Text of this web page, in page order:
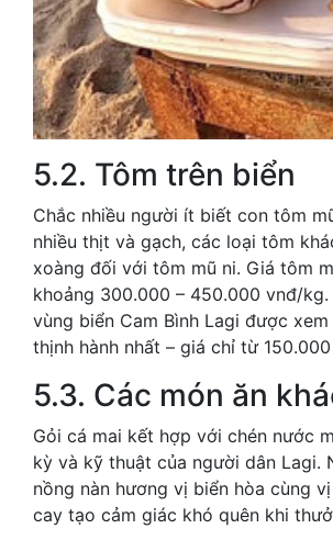
5.2. Tôm trên biển
Chắc nhiều người ít biết con tôm
nhiều thịt và gạch, các loại tôm
xoàng đối với tôm mũ ni. Giá tôm
khoảng 300.000 – 450.000 vnđ/
vùng biển Cam Bình Lagi được
thịnh hành nhất – giá chỉ từ
5.3. Các món ăn
Gỏi cá mai kết hợp với chén nước
kỳ và kỹ thuật của người dân Lagi.
nồng nàn hương vị biển hòa cùng
cay tạo cảm giác khó quên khi